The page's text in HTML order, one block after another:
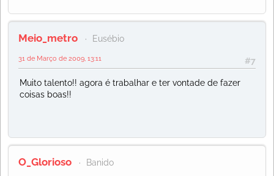
Meio_metro Eusébio
#7
31 de Março de 2009, 13:11
Muito talento!! agora é trabalhar e ter vontade de fazer
coisas boas!!
O_Glorioso Banido